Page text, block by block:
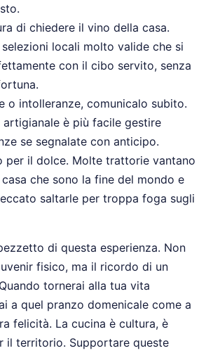
di chiedere il vino della casa.
locali molto valide che si
con il cibo servito, senza
o intolleranze, comunicalo subito.
artigianale è più facile gestire
se segnalate con anticipo.
per il dolce. Molte trattorie vantano
che sono la fine del mondo e
saltarle per troppa foga sugli
di questa esperienza. Non
fisico, ma il ricordo di un
tornerai alla tua vita
a quel pranzo domenicale come a
felicità. La cucina è cultura, è
il territorio. Supportare queste